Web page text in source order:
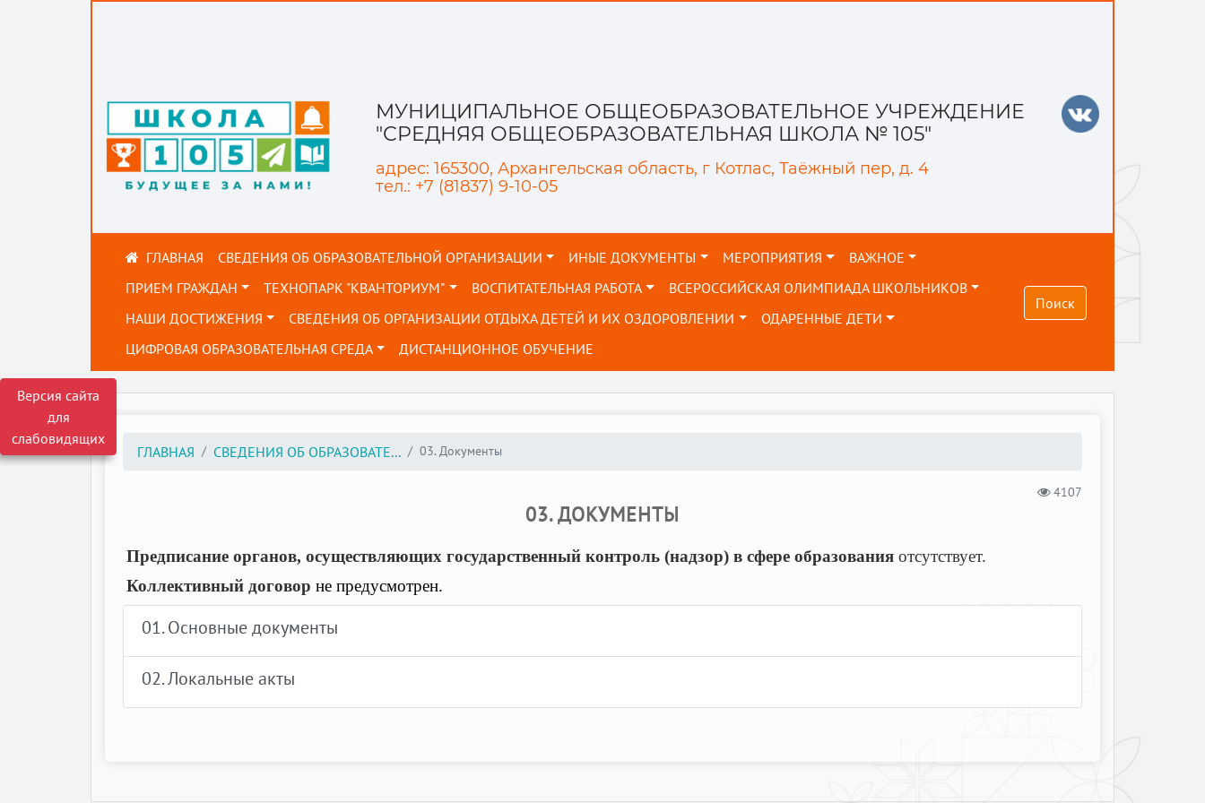
Версия сайта
для
слабовидящих
МУНИЦИПАЛЬНОЕ ОБЩЕОБРАЗОВАТЕЛЬНОЕ УЧРЕЖДЕНИЕ
"СРЕДНЯЯ ОБЩЕОБРАЗОВАТЕЛЬНАЯ ШКОЛА № 105"
адрес: 165300, Архангельская область, г Котлас, Таёжный пер, д. 4
тел.: +7 (81837) 9-10-05
СВЕДЕНИЯ ОБ ОБРАЗОВАТЕЛЬНОЙ ОРГАНИЗАЦИИ ИНЫЕ ДОКУМЕНТЫ МЕРОПРИЯТИЯ
ВАЖНОЕ
ПРИЕМ ГРАЖДАН
ТЕХНОПАРК "КВАНТОРИУМ" ВОСПИТАТЕЛЬНАЯ РАБОТА
ВСЕРОССИЙСКАЯ ОЛИМПИАДА ШКОЛЬНИКОВ
НАШИ ДОСТИЖЕНИЯ
СВЕДЕНИЯ ОБ ОРГАНИЗАЦИИ ОТДЫХА ДЕТЕЙ И ИХ ОЗДОРОВЛЕНИИ
ОДАРЕННЫЕ ДЕТИ
ЦИФРОВАЯ ОБРАЗОВАТЕЛЬНАЯ СРЕДА
ДИСТАНЦИОННОЕ ОБУЧЕНИЕ
Поиск
ГЛАВНАЯ СВЕДЕНИЯ ОБ ОБРАЗОВАТЕ... 03. Документы
4107
03. ДОКУМЕНТЫ
Предписание органов, осуществляющих государственный контроль (надзор) в сфере образованияотсутствует.
Коллективный договор не предусмотрен.
01. Основные документы
02. Локальные акты